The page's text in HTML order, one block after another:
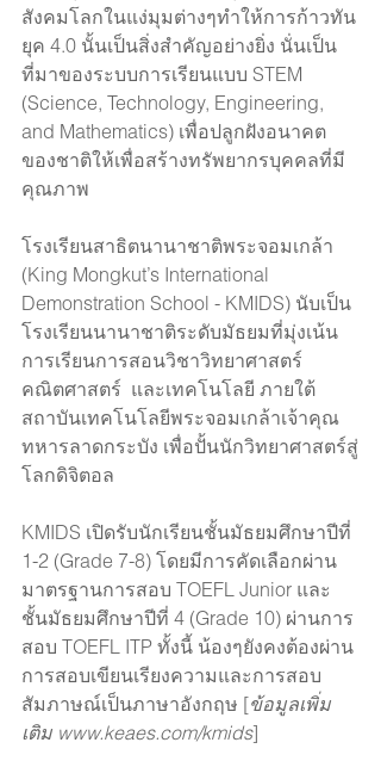
สังคมโลกในแง่มุมต่างๆทำให้การก้าวทัน
ยุค 4.0 นั้นเป็นสิ่งสำคัญอย่างยิ่ง นั่นเป็น
ที่มาของระบบการเรียนแบบ STEM
(Science, Technology, Engineering,
and Mathematics) เพื่อปลูกฝังอนาคต
ของชาติให้เพื่อสร้างทรัพยากรบุคคลที่มี
คุณภาพ
โรงเรียนสาธิตนานาชาติพระจอมเกล้า
(King Mongkut’s International
Demonstration School - KMIDS) นับเป็น
โรงเรียนนานาชาติระดับมัธยมที่มุ่งเน้น
การเรียนการสอนวิชาวิทยาศาสตร์
คณิตศาสตร์  และเทคโนโลยี ภายใต้
สถาบันเทคโนโลยีพระจอมเกล้าเจ้าคุณ
ทหารลาดกระบัง เพื่อปั้นนักวิทยาศาสตร์สู่
โลกดิจิตอล
KMIDS เปิดรับนักเรียนชั้นมัธยมศึกษาปีที่
1-2 (Grade 7-8) โดยมีการคัดเลือกผ่าน
มาตรฐานการสอบ TOEFL Junior และ
ชั้นมัธยมศึกษาปีที่ 4 (Grade 10) ผ่านการ
สอบ TOEFL ITP ทั้งนี้ น้องๆยังคงต้องผ่าน
การสอบเขียนเรียงความและการสอบ
สัมภาษณ์เป็นภาษาอังกฤษ [ข้อมูลเพิ่ม
เติม www.keaes.com/kmids]